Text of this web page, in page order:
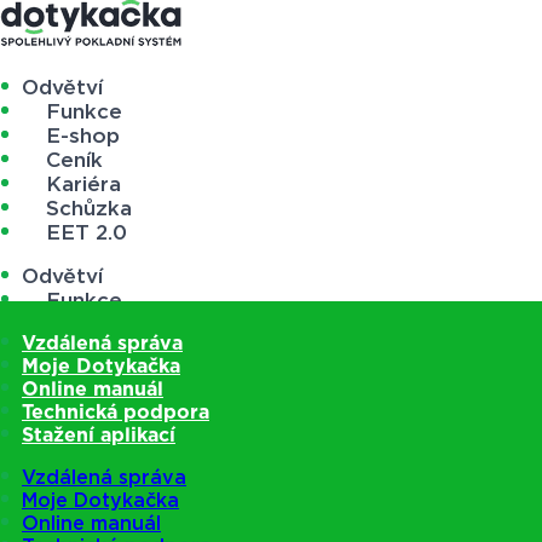
Odvětví
Funkce
E-shop
Ceník
Kariéra
Schůzka
EET 2.0
Odvětví
Funkce
Ceník
Kariéra
Schůzka
EET 2.0
Vzdálená správa
Moje Dotykačka
Online manuál
Technická podpora
Stažení aplikací
Vzdálená správa
Moje Dotykačka
Online manuál